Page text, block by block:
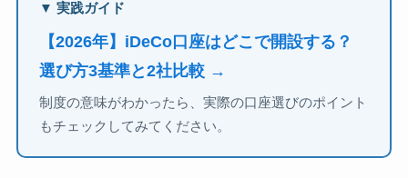
▼ 実践ガイド
【2026年】iDeCo口座はどこで開設する？
選び方3基準と2社比較 →
制度の意味がわかったら、実際の口座選びのポイント
もチェックしてみてください。